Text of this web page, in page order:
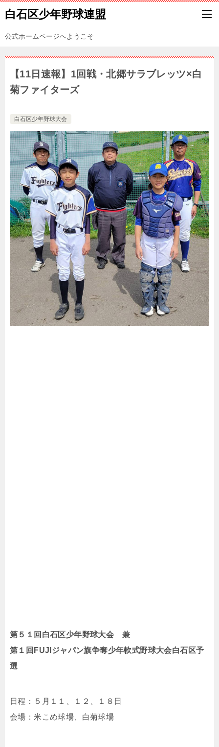
白石区少年野球連盟
公式ホームページへようこそ
【11日速報】1回戦・北郷サラブレッツ×白
菊ファイターズ
白石区少年野球大会
第５１回白石区少年野球大会 兼
第１回FUJIジャパン旗争奪少年軟式野球大会白石区予
選
日程：５月１１、１２、１８日
会場：米こめ球場、白菊球場